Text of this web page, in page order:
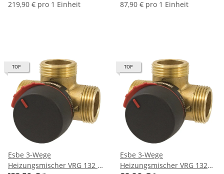
219,90 € pro 1 Einheit 87,90 € pro 1 Einheit
TOP
Esbe 3-Wege
Heizungsmischer VRG 132 1
TOP
Esbe 3-Wege
Heizungsmischer VRG 132